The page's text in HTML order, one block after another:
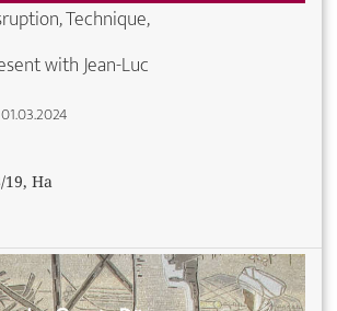
Technique,
with Jean-Luc
Ha